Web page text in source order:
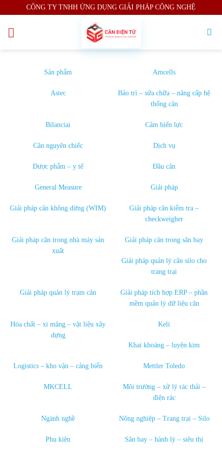
content
CÔNG TY TNHH ỨNG DỤNG GIẢI PHÁP CÔNG NGHỆ
Sản phẩm Amcells
Astec
Bảo trì – sửa chữa – nâng cấp hệ
thống cân
Bilanciai Cảm biến lực
Cân nguyên chiếc Dịch vụ
Dược phẩm – y tế Đầu cân
General Measure Giải pháp
Giải pháp cân không dừng (WIM)
Giải pháp cân kiểm tra –
checkweigher
Giải pháp cân trong nhà máy sản
xuất
Giải pháp cân trong sân bay
Giải pháp quản lý cân silo cho
trang trại
Giải pháp quản lý trạm cân
Giải pháp tích hợp ERP – phần
mềm quản lý dữ liệu cân
Hóa chất – xi măng – vật liệu xây
dựng
Keli
Khai khoáng – luyện kim
Logistics – kho vận – cảng biển Mettler Toledo
MKCELL
Môi trường – xử lý rác thải –
điện rác
Ngành nghề Nông nghiệp – Trang trại – Silo
Phụ kiện Sân bay – hành lý – siêu thị